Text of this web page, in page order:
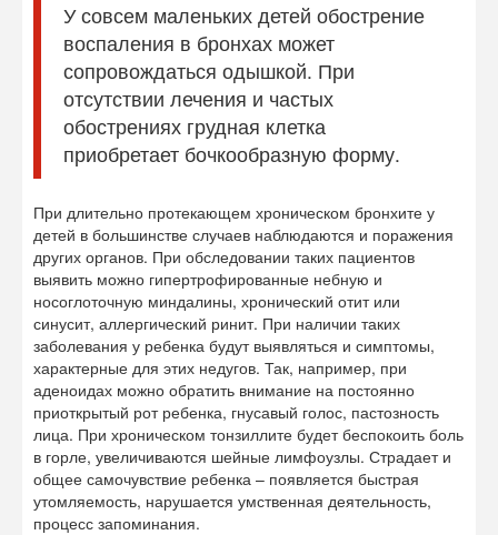
У совсем маленьких детей обострение
воспаления в бронхах может
сопровождаться одышкой. При
отсутствии лечения и частых
обострениях грудная клетка
приобретает бочкообразную форму.
При длительно протекающем хроническом бронхите у
детей в большинстве случаев наблюдаются и поражения
других органов. При обследовании таких пациентов
выявить можно гипертрофированные небную и
носоглоточную миндалины, хронический отит или
синусит, аллергический ринит. При наличии таких
заболевания у ребенка будут выявляться и симптомы,
характерные для этих недугов. Так, например, при
аденоидах можно обратить внимание на постоянно
приоткрытый рот ребенка, гнусавый голос, пастозность
лица. При хроническом тонзиллите будет беспокоить боль
в горле, увеличиваются шейные лимфоузлы. Страдает и
общее самочувствие ребенка – появляется быстрая
утомляемость, нарушается умственная деятельность,
процесс запоминания.